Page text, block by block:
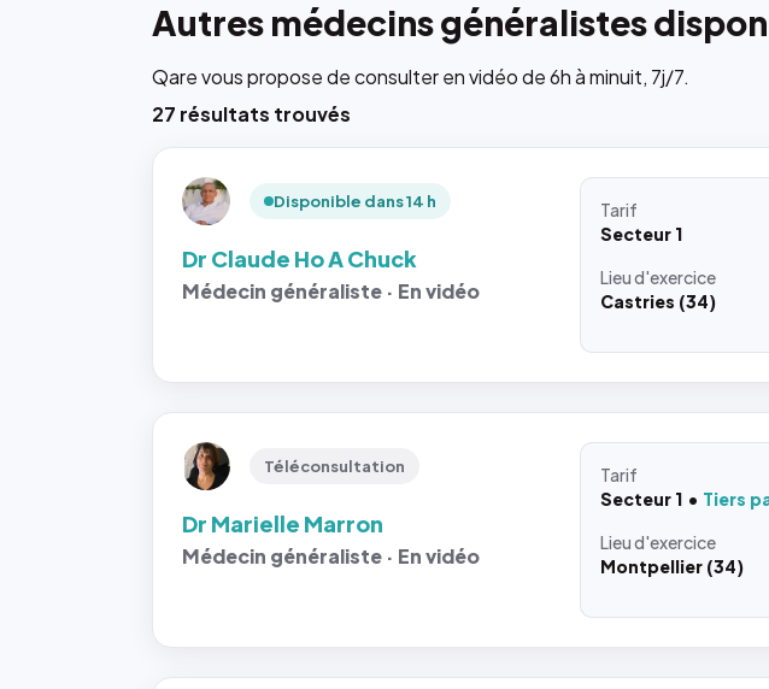
Autres médecins généralistes
Qare vous propose de consulter en vidéo de 6h à minuit, 7j/7.
27 résultats trouvés
Disponible dans 14 h
Dr Claude Ho A Chuck
Médecin généraliste · En vidéo
Tarif
Secteur 1
Lieud'exercice
Castries (34)
Téléconsultation
Dr Marielle Marron
Médecin généraliste · En vidéo
Tarif
Secteur 1
Tiers
Lieud'exercice
Montpellier (34)